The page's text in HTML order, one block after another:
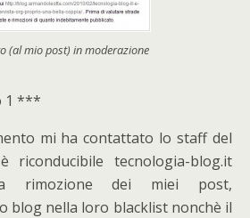
(al mio post) in moderazione
1 ***
mi ha contattato lo staff del
tecnologia-blog.it
la rimozione dei miei post,
blog nella loro blacklist nonchè il